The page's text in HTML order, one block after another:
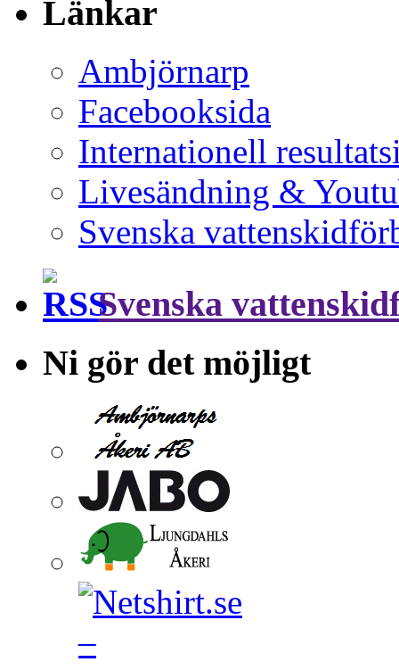
Länkar
Ambjörnarp
Facebooksida
Internationell
Livesändning &
Svenska
Svenska
Ni gör det möjligt